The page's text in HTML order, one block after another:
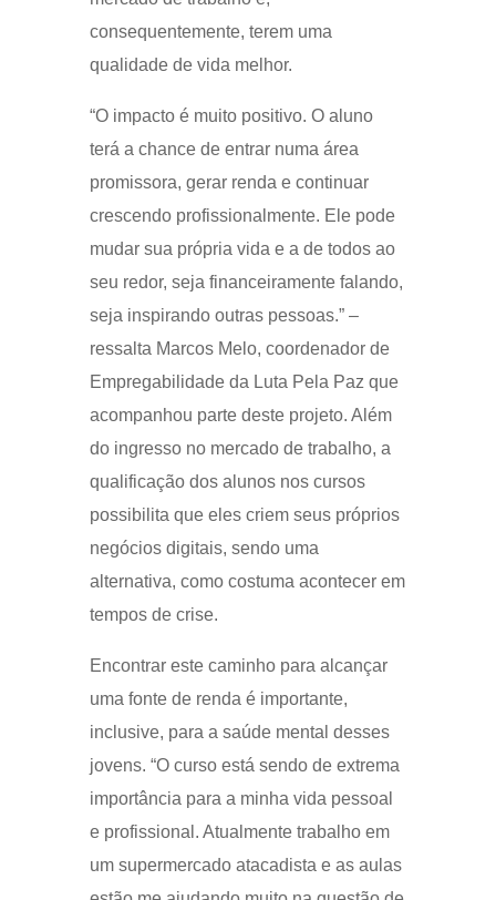
consequentemente, terem uma
qualidade de vida melhor.
“O impacto é muito positivo. O aluno
terá a chance de entrar numa área
promissora, gerar renda e continuar
crescendo profissionalmente. Ele pode
mudar sua própria vida e a de todos ao
seu redor, seja financeiramente falando,
seja inspirando outras pessoas.” –
ressalta Marcos Melo, coordenador de
Empregabilidade da Luta Pela Paz que
acompanhou parte deste projeto. Além
do ingresso no mercado de trabalho, a
qualificação dos alunos nos cursos
possibilita que eles criem seus próprios
negócios digitais, sendo uma
alternativa, como costuma acontecer em
tempos de crise.
Encontrar este caminho para alcançar
uma fonte de renda é importante,
inclusive, para a saúde mental desses
jovens. “O curso está sendo de extrema
importância para a minha vida pessoal
e profissional. Atualmente trabalho em
um supermercado atacadista e as aulas